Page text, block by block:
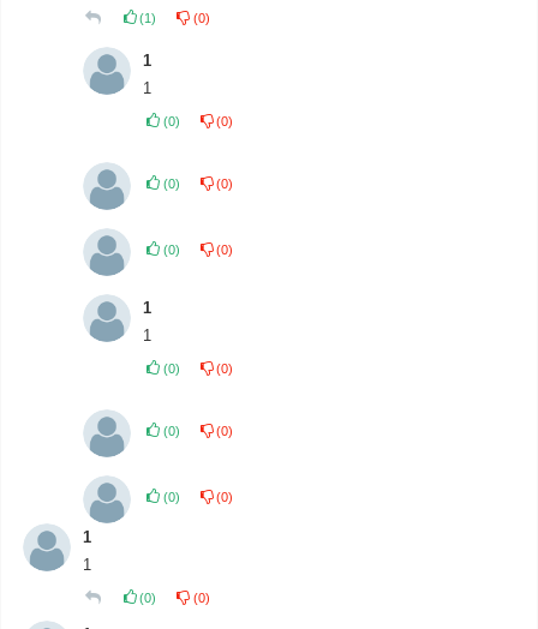
(1) (0)
1
1
(0) (0)
(0) (0)
(0) (0)
1
1
(0) (0)
(0) (0)
(0) (0)
1
1
(0) (0)